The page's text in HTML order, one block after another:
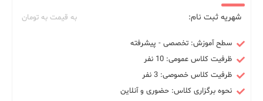
شهریه ثبت نام: به قیمت به تومان
سطح آموزش: تخصصی - پیشرفته
ظرفیت کلاس عمومی: 10 نفر
ظرفیت کلاس خصوصی: 3 نفر
نحوه برگزاری کلاس: حضوری و آنلاین